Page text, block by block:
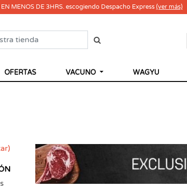
MENOS DE 3HRS. escogiendo Despacho Express(ver más)
OFERTAS VACUNO WAGYU